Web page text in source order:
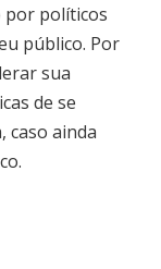
por políticos
público. Por
sua
de se
caso ainda